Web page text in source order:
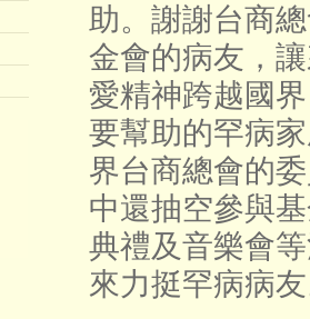
助。謝謝台商
金會的病友，
愛精神跨越國
要幫助的罕病
界台商總會的
中還抽空參與
典禮及音樂會
來力挺罕病病